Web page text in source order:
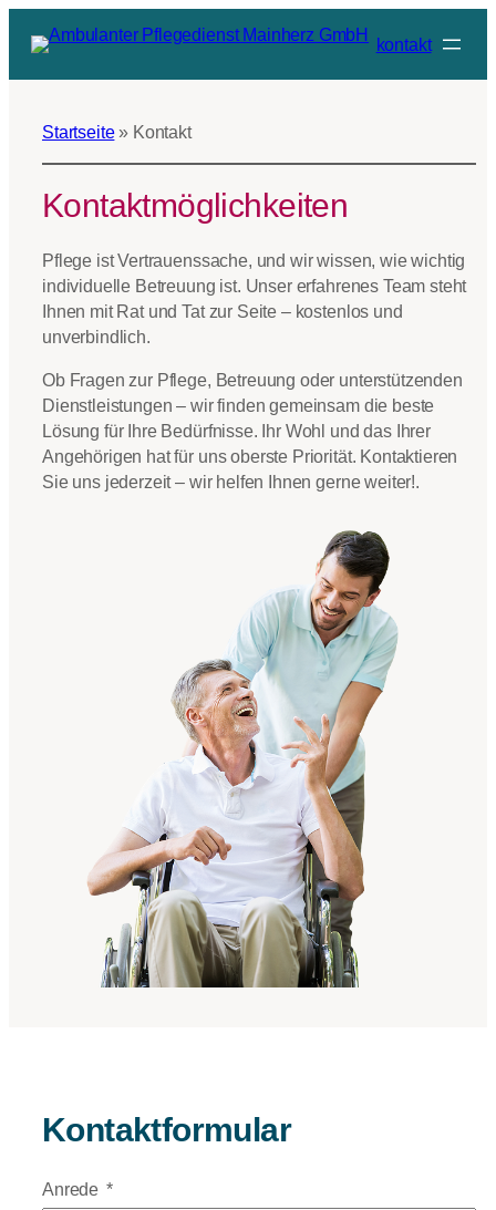
Inhalt
kontakt
Startseite» Kontakt
Kontaktmöglichkeiten
Pflege ist Vertrauenssache, und wir wissen, wie wichtig
individuelle Betreuung ist. Unser erfahrenes Team steht
Ihnen mit Rat und Tat zur Seite – kostenlos und
unverbindlich.
Ob Fragen zur Pflege, Betreuung oder unterstützenden
Dienstleistungen – wir finden gemeinsam die beste
Lösung für Ihre Bedürfnisse. Ihr Wohl und das Ihrer
Angehörigen hat für uns oberste Priorität. Kontaktieren
Sie uns jederzeit – wir helfen Ihnen gerne weiter!.
Kontaktformular
Anrede